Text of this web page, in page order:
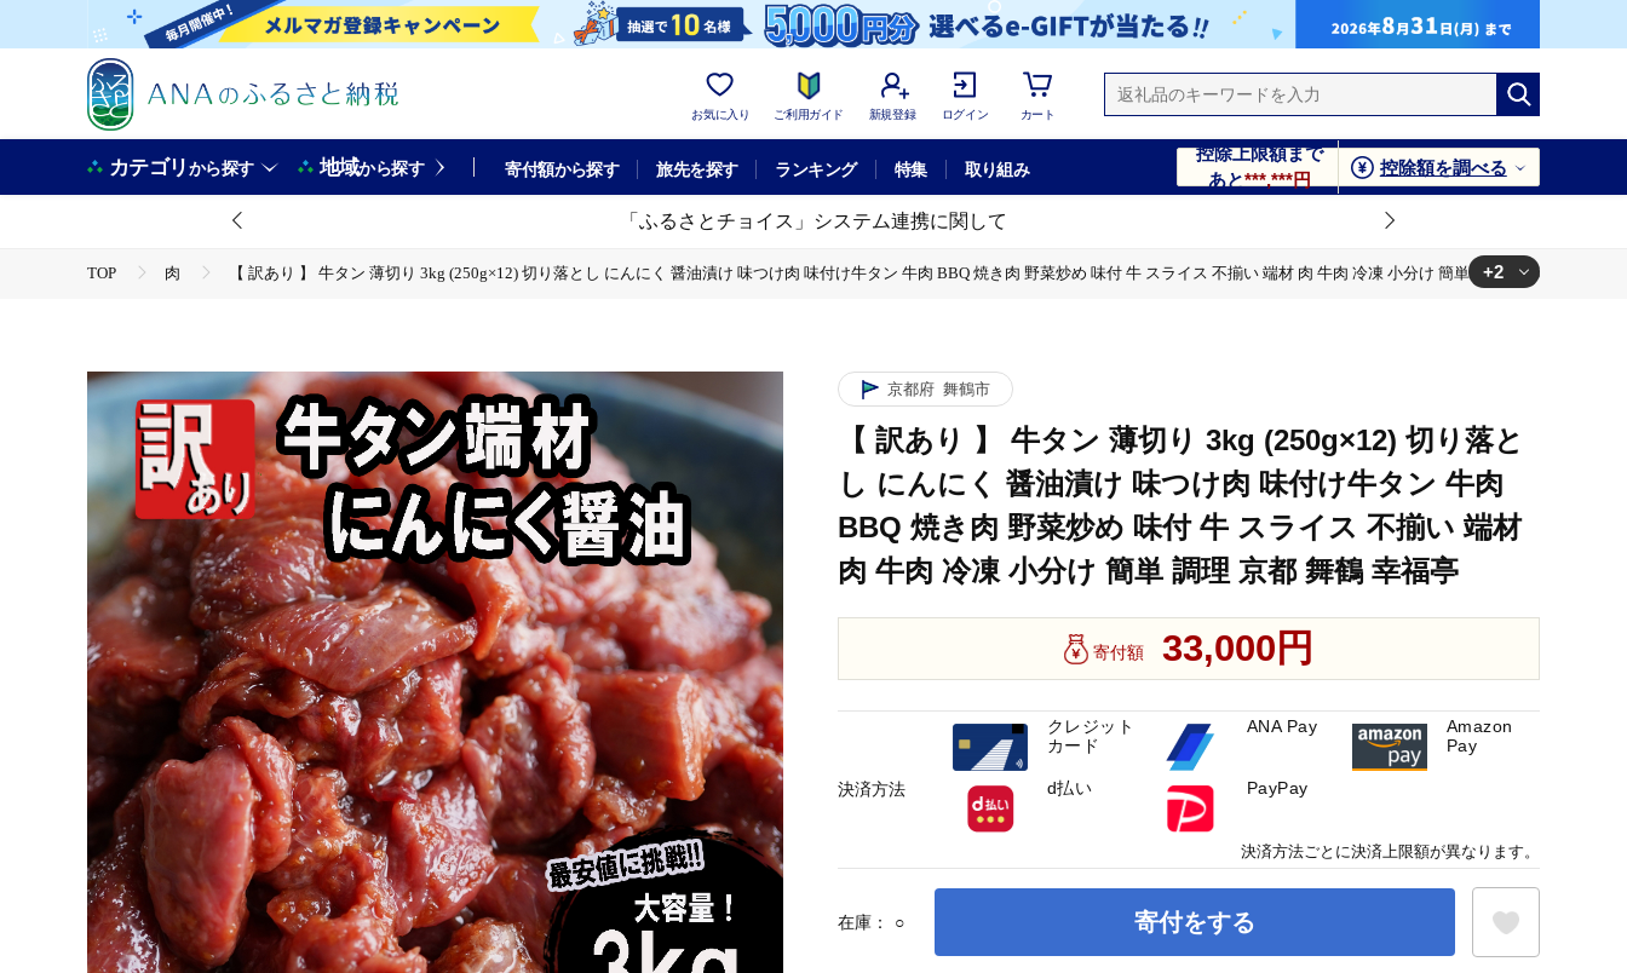
お気に入り ご利用ガイド 新規登録 ログイン カート
カテゴリから探す 地域から探す 寄付額から探す 旅先を探す ランキング 特集 取り組み
控除上限額まで
あと***,***円
控除額を調べる
「ふるさとチョイス」システム連携に関して
TOP 肉
【 訳あり 】 牛タン 薄切り 3kg (250g×12) 切り落とし にんにく 醤油漬け 味つけ肉 味付け牛タン 牛肉 BBQ 焼き肉 野菜炒め 味付 牛 スライス 不揃い 端材 肉 牛肉 冷凍 小分け 簡単 調理 京都 舞鶴 幸福亭
+2
京都府 舞鶴市
【 訳あり 】 牛タン 薄切り 3kg (250g×12) 切り落と
し にんにく 醤油漬け 味つけ肉 味付け牛タン 牛肉
BBQ 焼き肉 野菜炒め 味付 牛 スライス 不揃い 端材
肉 牛肉 冷凍 小分け 簡単 調理 京都 舞鶴 幸福亭
寄付額 33,000円
在庫： ○ 寄付をする
決済方法
クレジット
カード
ANA Pay
Amazon
Pay
d払い PayPay
決済方法ごとに決済上限額が異なります。